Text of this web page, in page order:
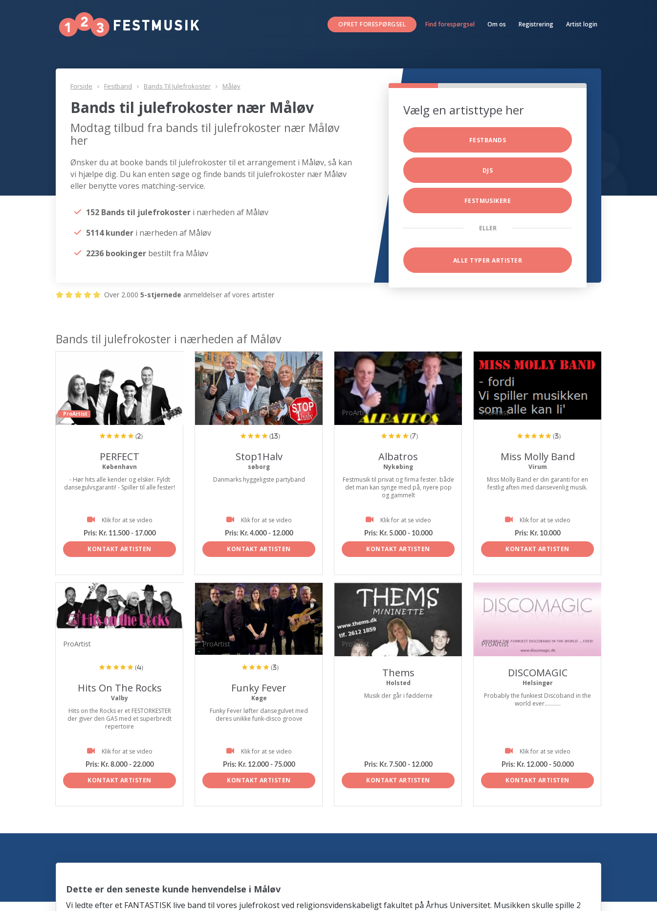
OPRET FORESPØRGSEL Find forespørgsel Om os Registrering Artist login
Forside Festband Bands Til Julefrokoster Måløv
Bands til julefrokoster nær Måløv
Modtag tilbud fra bands til julefrokoster nær Måløv
her
Ønsker du at booke bands til julefrokoster til et arrangement i Måløv, så kan
vi hjælpe dig. Du kan enten søge og finde bands til julefrokoster nær Måløv
eller benytte vores matching-service.
152 Bands til julefrokoster i nærheden af Måløv
5114 kunder i nærheden af Måløv
2236 bookinger bestilt fra Måløv
Vælg en artisttype her
FESTBANDS
DJS
FESTMUSIKERE
ELLER
ALLE TYPER ARTISTER
Over 2.000 5-stjernede anmeldelser af vores artister
Bands til julefrokoster i nærheden af Måløv
ProArtist
(2)
PERFECT
København
- Hør hits alle kender og elsker. Fyldt
dansegulvsgaranti! - Spiller til alle fester!
Klik for at se video
Pris: Kr. 11.500 - 17.000
KONTAKT ARTISTEN
ProArtist
(13)
Stop1Halv
søborg
Danmarks hyggeligste partyband
Klik for at se video
Pris: Kr. 4.000 - 12.000
KONTAKT ARTISTEN
ProArtist
(7)
Albatros
Nykøbing
Festmusik til privat og firma fester. både
det man kan synge med på, nyere pop
og gammelt
Klik for at se video
Pris: Kr. 5.000 - 10.000
KONTAKT ARTISTEN
ProArtist
(3)
Miss Molly Band
Virum
Miss Molly Band er din garanti for en
festlig aften med dansevenlig musik.
Klik for at se video
Pris: Kr. 10.000
KONTAKT ARTISTEN
ProArtist
(4)
Hits On The Rocks
Valby
Hits on the Rocks er et FESTORKESTER
der giver den GAS med et superbredt
repertoire
Klik for at se video
Pris: Kr. 8.000 - 22.000
KONTAKT ARTISTEN
ProArtist
(3)
Funky Fever
Køge
Funky Fever løfter dansegulvet med
deres unikke funk-disco groove
Klik for at se video
Pris: Kr. 12.000 - 75.000
KONTAKT ARTISTEN
ProArtist
Thems
Holsted
Musik der går i fødderne
Pris: Kr. 7.500 - 12.000
KONTAKT ARTISTEN
ProArtist
DISCOMAGIC
Helsingør
Probably the funkiest Discoband in the
world ever...........
Klik for at se video
Pris: Kr. 12.000 - 50.000
KONTAKT ARTISTEN
Dette er den seneste kunde henvendelse i Måløv
Vi ledte efter et FANTASTISK live band til vores julefrokost ved religionsvidenskabeligt fakultet på Århus Universitet. Musikken skulle spille 2